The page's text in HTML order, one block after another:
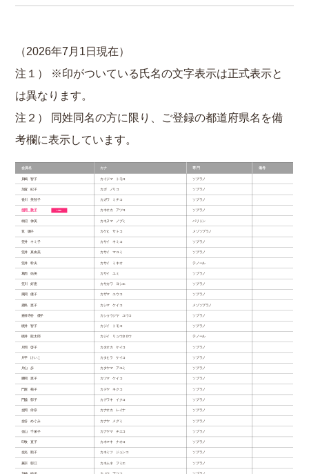
（2026年7月1日現在）
注１） ※印がついている氏名の文字表示は正式表示と
は異なります。
注２） 同姓同名の方に限り、ご登録の都道府県名を備
考欄に表示しています。
会員名 カナ 専門 備考
貝嶋 智子 カイジマ トモコ ソプラノ
加賀 紀子 カガ ノリコ ソプラノ
香川 美智子 カガワ ミチコ ソプラノ
垣岡 敦子 カキオカ アツコ ソプラノ
柿沼 伸美 カキヌマ ノブミ バリトン
筧 聰子 カケヒ サトコ メゾソプラノ
笠井 キミ子 カサイ キミコ ソプラノ
笠井 真由美 カサイ マユミ ソプラノ
笠井 幹夫 カサイ ミキオ テノール
葛西 佑美 カサイ ユミ ソプラノ
笠川 好恵 カサカワ ヨシエ ソプラノ
風間 優子 カザマ ユウコ ソプラノ
鹿島 恵子 カシマ ケイコ メゾソプラノ
嘉祥寺谷 優子 カショウジヤ ユウコ ソプラノ
梶井 智子 カジイ トモコ ソプラノ
梶井 龍太郎 カジイ リュウタロウ テノール
片岡 啓子 カタオカ ケイコ ソプラノ
片平 けいこ カタヒラ ケイコ ソプラノ
片山 歩 カタヤマ アユミ ソプラノ
勝間 恵子 カツマ ケイコ ソプラノ
門屋 菊子 カドヤ キクコ ソプラノ
門脇 郁子 カドワキ イクコ ソプラノ
金岡 伶奈 カナオカ レイナ ソプラノ
金谷 めぐみ カナヤ メグミ ソプラノ
金山 千栄子 カナヤマ チエコ ソプラノ
印牧 直子 カネマキ ナオコ ソプラノ
金光 順子 カネミツ ジュンコ ソプラノ
兼宗 郁江 カネムネ フミエ ソプラノ